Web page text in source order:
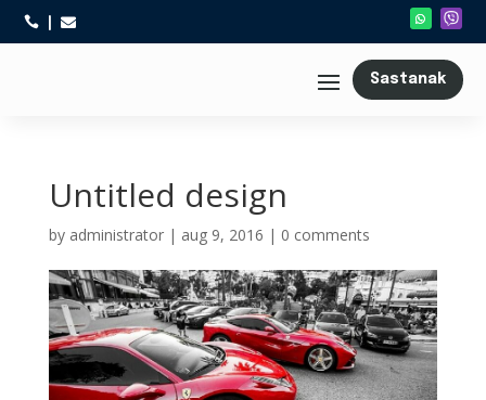
 
Sastanak
Untitled design
by administrator| aug 9, 2016 | 0 comments